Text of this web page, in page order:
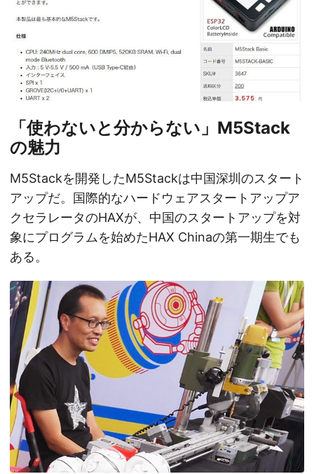
「使わないと分からない」M5Stack
の魅力
M5Stackを開発したM5Stackは中国深圳のスタート
アップだ。国際的なハードウェアスタートアップア
クセラレータのHAXが、中国のスタートアップを対
象にプログラムを始めたHAX Chinaの第一期生でも
ある。